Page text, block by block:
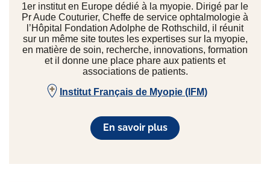
1er institut en Europe dédié à la myopie. Dirigé par le
Pr Aude Couturier, Cheffe de service ophtalmologie à
l’Hôpital Fondation Adolphe de Rothschild, il réunit
sur un même site toutes les expertises sur la myopie,
en matière de soin, recherche, innovations, formation
et il donne une place phare aux patients et
associations de patients.
Institut Français de Myopie (IFM)
En savoir plus